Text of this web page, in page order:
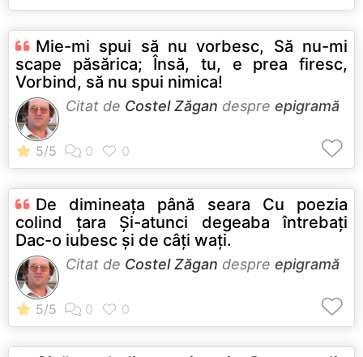
Mie-mi spui să nu vorbesc, Să nu-mi
scape păsărica; Însă, tu, e prea firesc,
Vorbind, să nu spui nimica!
Citat de Costel Zăgan despre epigramă
De dimineaţa până seara Cu poezia
colind ţara Şi-atunci degeaba întrebaţi
Dac-o iubesc şi de câţi waţi.
Citat de Costel Zăgan despre epigramă